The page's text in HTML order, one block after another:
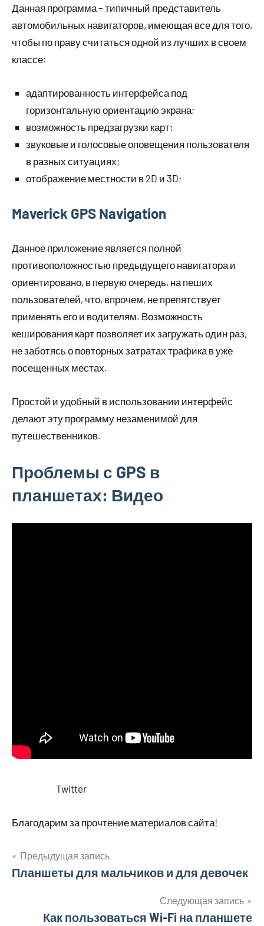
Данная программа – типичный представитель
автомобильных навигаторов, имеющая все для того,
чтобы по праву считаться одной из лучших в своем
классе:
адаптированность интерфейса под
горизонтальную ориентацию экрана;
возможность предзагрузки карт;
звуковые и голосовые оповещения пользователя
в разных ситуациях;
отображение местности в 2D и 3D;
Maverick GPS Navigation
Данное приложение является полной
противоположностью предыдущего навигатора и
ориентировано, в первую очередь, на пеших
пользователей, что, впрочем, не препятствует
применять его и водителям. Возможность
кеширования карт позволяет их загружать один раз,
не заботясь о повторных затратах трафика в уже
посещенных местах.
Простой и удобный в использовании интерфейс
делают эту программу незаменимой для
путешественников.
Проблемы с GPS в
планшетах: Видео
Twitter
Благодарим за прочтение материалов сайта!
Навигация
записям
Предыдущая запись
Планшеты для мальчиков и для девочек
Следующая запись
Как пользоваться Wi-Fi на планшете